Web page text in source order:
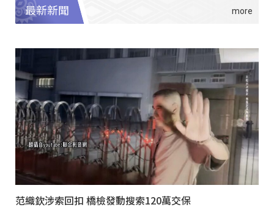
最新新聞
范織欽涉索回扣 橋檢發動搜索120萬交保